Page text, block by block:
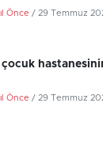
Önce / 29 Temmuz
çocuk
Önce / 29 Temmuz